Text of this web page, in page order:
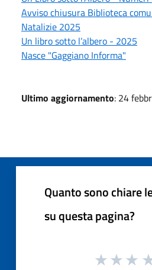
Avviso chiusura Biblioteca
Natalizie 2025
Un libro sotto l’albero - 2025
Nasce "Gaggiano Informa"
Ultimo aggiornamento: 24
Quanto sono chiare
su questa pagina?